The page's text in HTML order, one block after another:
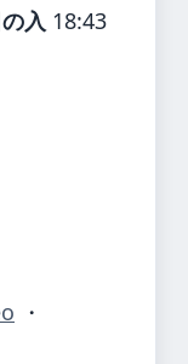
入 18:43
・